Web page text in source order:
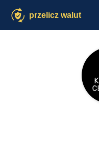
przelicz walut